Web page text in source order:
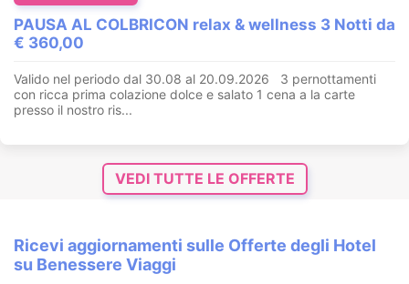
PAUSA AL COLBRICON relax & wellness 3 Notti da
€ 360,00
Valido nel periodo dal 30.08 al 20.09.2026 3 pernottamenti
con ricca prima colazione dolce e salato 1 cena a la carte
presso il nostro ris...
VEDI TUTTE LE OFFERTE
Ricevi aggiornamenti sulle Offerte degli Hotel
su Benessere Viaggi